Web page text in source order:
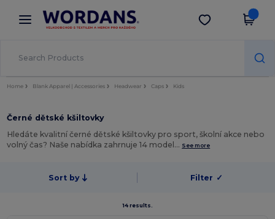
× Aplikace Wordans
Lepší ceny v aplikaci!
Stáhnout app
Home Blank Apparel | Accessories Headwear Caps Kids
Černé dětské kšiltovky
Hledáte kvalitní černé dětské kšiltovky pro sport, školní akce nebo
volný čas? Naše nabídka zahrnuje 14 model… See more
Sort by Filter ✓
14 results.